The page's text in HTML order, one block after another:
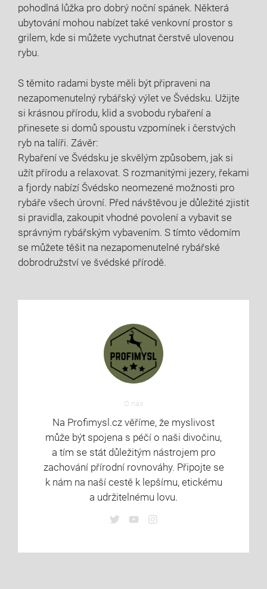
pohodlná lůžka pro dobrý noční spánek. Některá
ubytování mohou nabízet‌ také⁤ venkovní prostor s
grilem, kde si můžete ⁣vychutnat čerstvě ulovenou
rybu.
S těmito radami byste měli ​být připraveni ⁣na
nezapomenutelný rybářský výlet ve Švédsku. Užijte⁣
si krásnou přírodu, klid‍ a svobodu rybaření a
přinesete si domů spoustu ⁢vzpomínek i čerstvých
⁢ryb na ​talíři. Závěr:
Rybaření ve Švédsku je skvělým způsobem, ⁢jak si
užít přírodu a ‌relaxovat. S rozmanitými jezery, ​řekami
a fjordy nabízí Švédsko neomezené možnosti pro
rybáře ‍všech úrovní. Před návštěvou je důležité zjistit
si pravidla, zakoupit vhodné povolení a ‍vybavit se
správným rybářským vybavením. S tímto vědomím ​
se můžete ⁤těšit na nezapomenutelné rybářské
dobrodružství ve‌ švédské ⁣přírodě. ⁣
O nás
Na Profimysl.cz věříme, že myslivost
může být spojena s péčí o naši divočinu,
a tím se stát důležitým nástrojem pro
zachování přírodní rovnováhy. Připojte se
k nám na naší cestě k lepšímu, etickému
a udržitelnému lovu.